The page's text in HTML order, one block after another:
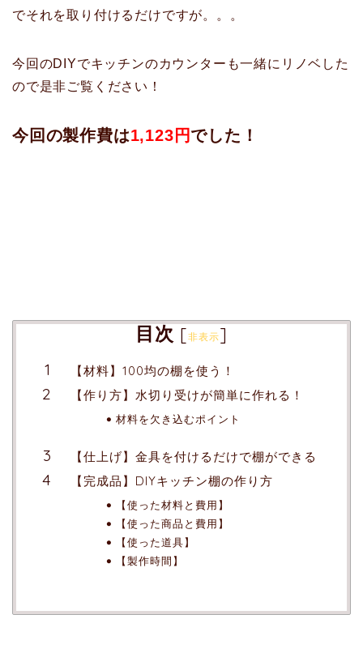
でそれを取り付けるだけですが。。。
今回のDIYでキッチンのカウンターも一緒にリノベした
ので是非ご覧ください！
今回の製作費は1,123円でした！
目次 [非表示]
【材料】100均の棚を使う！
【作り方】水切り受けが簡単に作れる！
材料を欠き込むポイント
【仕上げ】金具を付けるだけで棚ができる
【完成品】DIYキッチン棚の作り方
【使った材料と費用】
【使った商品と費用】
【使った道具】
【製作時間】